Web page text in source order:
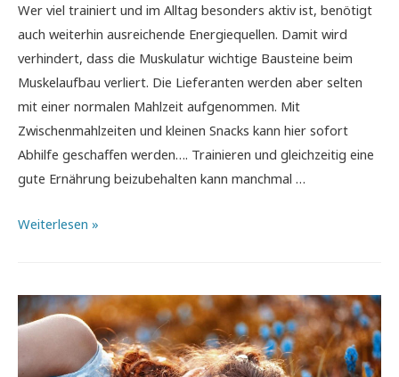
Wer viel trainiert und im Alltag besonders aktiv ist, benötigt
auch weiterhin ausreichende Energiequellen. Damit wird
verhindert, dass die Muskulatur wichtige Bausteine beim
Muskelaufbau verliert. Die Lieferanten werden aber selten
mit einer normalen Mahlzeit aufgenommen. Mit
Zwischenmahlzeiten und kleinen Snacks kann hier sofort
Abhilfe geschaffen werden…. Trainieren und gleichzeitig eine
gute Ernährung beizubehalten kann manchmal …
Proteinriegel
–
Wichtige
Energiequelle
im
Weiterlesen »